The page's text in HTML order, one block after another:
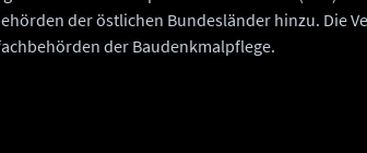
der östlichen Bundesländer hinzu. Die
der Baudenkmalpflege.